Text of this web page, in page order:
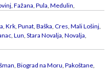
, Fažana, Pula, Medulin,
, Krk, Punat, Baška, Cres, Mali Lošinj,
, Lun, Stara Novalja, Novalja,
, Biograd na Moru, Pakoštane,